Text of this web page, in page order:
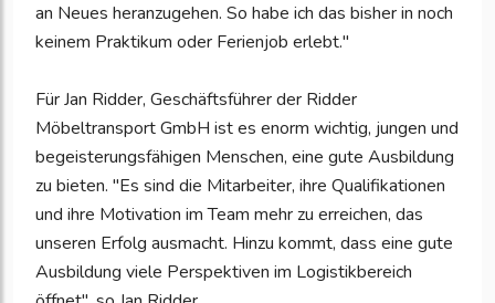
an Neues heranzugehen. So habe ich das bisher in noch
keinem Praktikum oder Ferienjob erlebt."
Für Jan Ridder, Geschäftsführer der Ridder
Möbeltransport GmbH ist es enorm wichtig, jungen und
begeisterungsfähigen Menschen, eine gute Ausbildung
zu bieten. "Es sind die Mitarbeiter, ihre Qualifikationen
und ihre Motivation im Team mehr zu erreichen, das
unseren Erfolg ausmacht. Hinzu kommt, dass eine gute
Ausbildung viele Perspektiven im Logistikbereich